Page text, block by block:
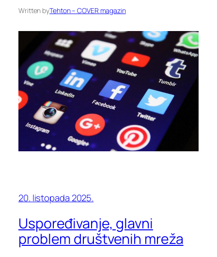
Written byTehton – COVER magazin
20. listopada 2025.
Uspoređivanje, glavni
problem društvenih mreža